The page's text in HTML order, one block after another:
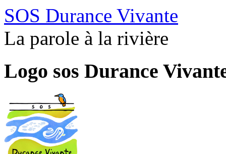
SOS Durance Vivante
La parole à la rivière
Logo sos Durance